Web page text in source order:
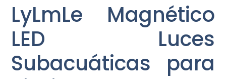
LyLmLe Magnético
LED Luces
Subacuáticas para